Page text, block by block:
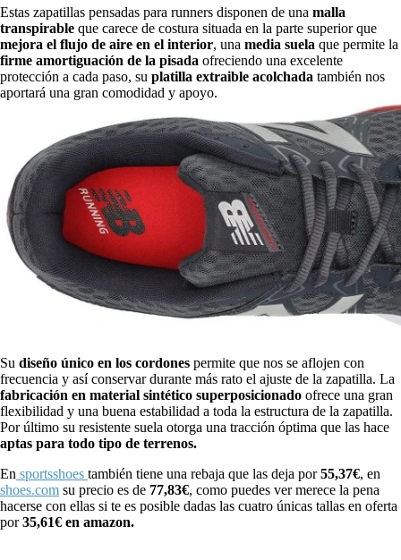
Estas zapatillas pensadas para runners disponen de una malla
transpirable que carece de costura situada en la parte superior que
mejora el flujo de aire en el interior, una media suela que permite la
firme amortiguación de la pisada ofreciendo una excelente
protección a cada paso, su platilla extraible acolchada también nos
aportará una gran comodidad y apoyo.
Su diseño único en los cordones permite que nos se aflojen con
frecuencia y así conservar durante más rato el ajuste de la zapatilla. La
fabricación en material sintético superposicionado ofrece una gran
flexibilidad y una buena estabilidad a toda la estructura de la zapatilla.
Por último su resistente suela otorga una tracción óptima que las hace
aptas para todo tipo de terrenos.
En sportsshoes también tiene una rebaja que las deja por55,37€, en
shoes.com su precio es de 77,83€, como puedes ver merece la pena
hacerse con ellas si te es posible dadas las cuatro únicas tallas en oferta
por35,61€ en amazon.